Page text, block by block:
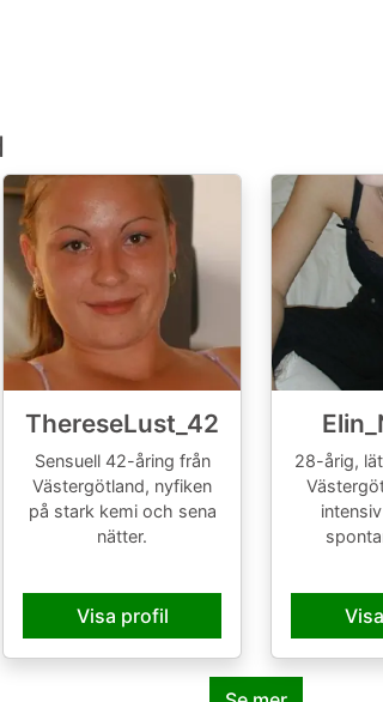
ThereseLust_42
Sensuell 42-åring från
Västergötland, nyfiken
på stark kemi och sena
nätter.
Visa profil
28-årig,